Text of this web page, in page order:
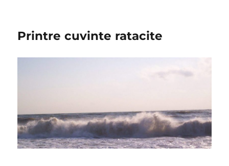
Printre cuvinte ratacite